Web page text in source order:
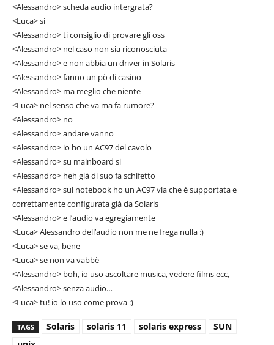
<Alessandro> scheda audio intergrata?
<Luca> si
<Alessandro> ti consiglio di provare gli oss
<Alessandro> nel caso non sia riconosciuta
<Alessandro> e non abbia un driver in Solaris
<Alessandro> fanno un pò di casino
<Alessandro> ma meglio che niente
<Luca> nel senso che va ma fa rumore?
<Alessandro> no
<Alessandro> andare vanno
<Alessandro> io ho un AC97 del cavolo
<Alessandro> su mainboard si
<Alessandro> heh già di suo fa schifetto
<Alessandro> sul notebook ho un AC97 via che è supportata e
correttamente configurata già da Solaris
<Alessandro> e l’audio va egregiamente
<Luca> Alessandro dell’audio non me ne frega nulla :)
<Luca> se va, bene
<Luca> se non va vabbè
<Alessandro> boh, io uso ascoltare musica, vedere films ecc,
<Alessandro> senza audio…
<Luca> tu! io lo uso come prova :)
TAGS Solaris solaris 11 solaris express
SUN